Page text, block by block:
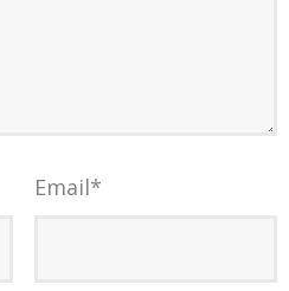
Email*